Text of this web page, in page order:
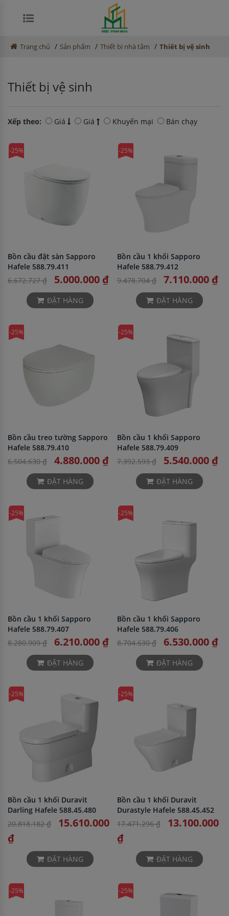
Trang chủ / Sản phẩm / Thiết bị nhà tắm / Thiết bị vệ sinh
Thiết bị vệ sinh
Xếp theo: Giá Giá Khuyến mại Bán chạy
-25%
Bồn cầu đặt sàn Sapporo
Hafele 588.79.411
6.672.727 ₫
5.000.000 ₫
ĐẶT HÀNG
-25%
Bồn cầu 1 khối Sapporo
Hafele 588.79.412
9.478.704 ₫
7.110.000 ₫
ĐẶT HÀNG
-25%
Bồn cầu treo tường Sapporo
Hafele 588.79.410
6.504.630 ₫
4.880.000 ₫
ĐẶT HÀNG
-25%
Bồn cầu 1 khối Sapporo
Hafele 588.79.409
7.392.593 ₫
5.540.000 ₫
ĐẶT HÀNG
-25%
Bồn cầu 1 khối Sapporo
Hafele 588.79.407
8.280.909 ₫
6.210.000 ₫
ĐẶT HÀNG
-25%
Bồn cầu 1 khối Sapporo
Hafele 588.79.406
8.704.630 ₫
6.530.000 ₫
ĐẶT HÀNG
-25%
Bồn cầu 1 khối Duravit
Darling Hafele 588.45.480
20.818.182 ₫
15.610.000
₫
ĐẶT HÀNG
-25%
Bồn cầu 1 khối Duravit
Durastyle Hafele 588.45.452
17.471.296 ₫
13.100.000
₫
ĐẶT HÀNG
-25% -25%